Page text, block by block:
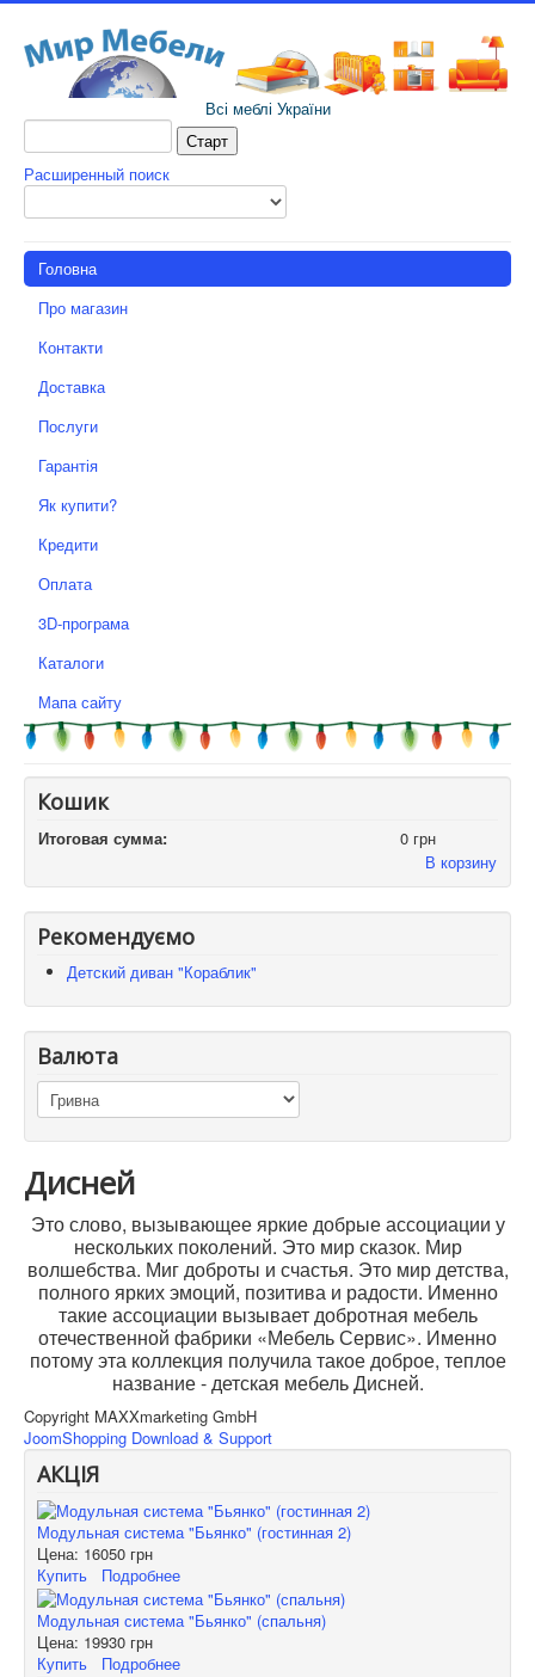
Всі меблі України
Расширенный поиск
Головна
Про магазин
Контакти
Доставка
Послуги
Гарантія
Як купити?
Кредити
Оплата
3D-програма
Каталоги
Мапа сайту
Кошик
Итоговая сумма:
0 грн
В корзину
Рекомендуємо
Детский диван "Кораблик"
Валюта
Дисней
Это слово, вызывающее яркие добрые ассоциации у
нескольких поколений. Это мир сказок. Мир
волшебства. Миг доброты и счастья. Это мир детства,
полного ярких эмоций, позитива и радости. Именно
такие ассоциации вызывает добротная мебель
отечественной фабрики «Мебель Сервис». Именно
потому эта коллекция получила такое доброе, теплое
название - детская мебель Дисней.
Copyright MAXXmarketing GmbH
JoomShopping Download & Support
АКЦІЯ
Модульная система "Бьянко" (гостинная 2)
Цена: 16050 грн
Купить
Подробнее
Модульная система "Бьянко" (спальня)
Цена: 19930 грн
Купить
Подробнее